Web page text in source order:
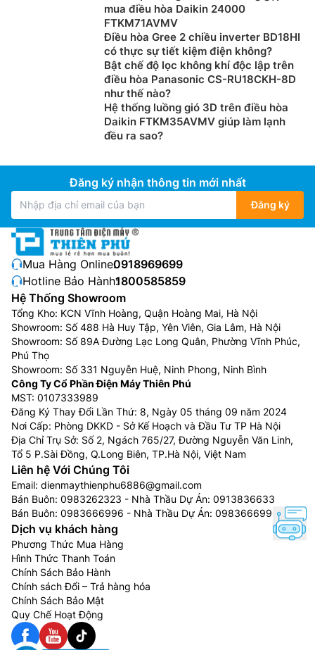
mua điều hòa Daikin 24000
FTKM71AVMV
Điều hòa Gree 2 chiều inverter BD18HI
có thực sự tiết kiệm điện không?
Bật chế độ lọc không khí độc lập trên
điều hòa Panasonic CS-RU18CKH-8D
như thế nào?
Hệ thống luồng gió 3D trên điều hòa
Daikin FTKM35AVMV giúp làm lạnh
đều ra sao?
Đăng ký nhận thông tin mới nhất
Đăng ký
Mua Hàng Online:0918969699
Hotline Bảo Hành:1800585859
Hệ Thống Showroom
Tổng Kho: KCN Vĩnh Hoàng, Quận Hoàng Mai, Hà Nội
Showroom: Số 488 Hà Huy Tập, Yên Viên, Gia Lâm, Hà Nội
Showroom: Số 89A Đường Lạc Long Quân, Phường Vĩnh Phúc,
Phú Thọ
Showroom: Số 331 Nguyễn Huệ, Ninh Phong, Ninh Bình
Công Ty Cổ Phần Điện Máy Thiên Phú
MST: 0107333989
Đăng Ký Thay Đổi Lần Thứ: 8, Ngày 05 tháng 09 năm 2024
Nơi Cấp: Phòng DKKD - Sở Kế Hoạch và Đầu Tư TP Hà Nội
Địa Chỉ Trụ Sở: Số 2, Ngách 765/27, Đường Nguyễn Văn Linh,
Tổ 5 P.Sài Đồng, Q.Long Biên, TP.Hà Nội, Việt Nam
Liên hệ Với Chúng Tôi
Email: dienmaythienphu6886@gmail.com
Bán Buôn: 0983262323 - Nhà Thầu Dự Án: 0913836633
Bán Buôn: 0983666996 - Nhà Thầu Dự Án: 0983666996
Dịch vụ khách hàng
Phương Thức Mua Hàng
Hình Thức Thanh Toán
Chính Sách Bảo Hành
Chính sách Đổi – Trả hàng hóa
Chính Sách Bảo Mật
Quy Chế Hoạt Động